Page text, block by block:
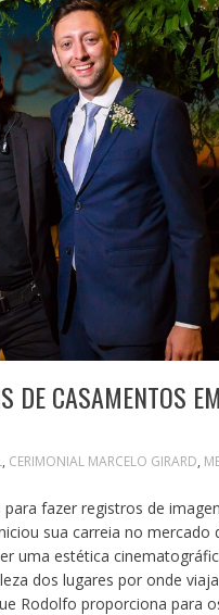
DE CASAMENTOS
, CERIMONIAL MARCELO GIRARD,
fazer registros de
sua carreia no mercado
uma estética
dos lugares por onde
Rodolfo proporciona para